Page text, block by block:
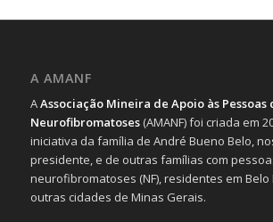
A AMANF
AAssociação Mineira de Apoio às Pessoas
Neurofibromatoses(AMANF) foi criada em
iniciativa da família de André Bueno Belo,
presidente, e de outras famílias com
neurofibromatoses (NF), residentes em
outras cidades de Minas Gerais.